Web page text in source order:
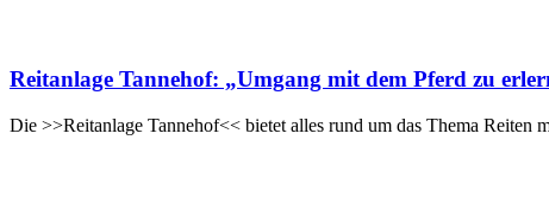
Reitanlage Tannehof: „Umgang mit dem Pferd zu
Die >>Reitanlage Tannehof<< bietet alles rund um das Thema Reiten